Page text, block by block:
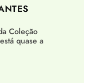
Coleção
quase a